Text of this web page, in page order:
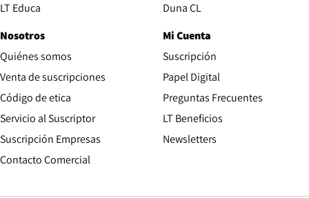
LT Educa
Duna CL
Nosotros
Quiénes somos
Venta de suscripciones
Código de etica Opens in new window
Servicio al Suscriptor
Suscripción Empresas
Contacto Comercial
Mi Cuenta
Suscripción
Papel Digital
Preguntas Frecuentes
LT Beneficios
Newsletters